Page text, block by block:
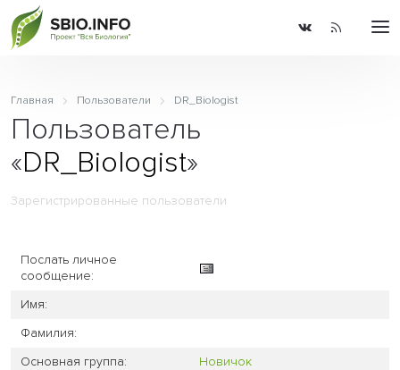
Главная Пользователи DR_Biologist
Пользователь
«DR_Biologist»
Зарегистрированные пользователи
Послать личное
сообщение:
Имя:
Фамилия:
Основная группа:
Новичок